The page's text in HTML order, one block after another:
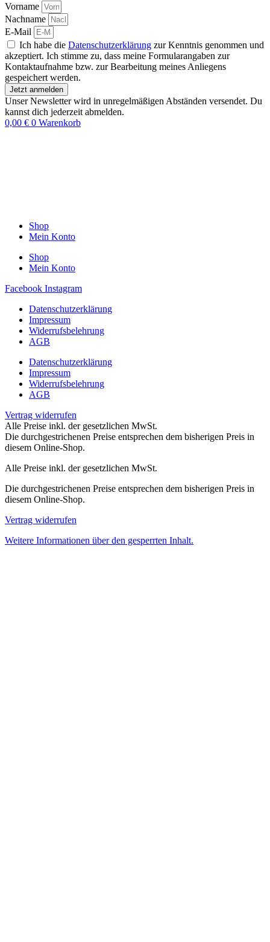
Vorname
Nachname
E-Mail
Ich habe die Datenschutzerklärung zur Kenntnis genommen und
akzeptiert. Ich stimme zu, dass meine Formularangaben zur
Kontaktaufnahme bzw. zur Bearbeitung meines Anliegens
gespeichert werden.
Jetzt anmelden
Unser Newsletter wird in unregelmäßigen Abständen versendet. Du
kannst dich jederzeit abmelden.
0,00 € 0 Warenkorb
Shop
Mein Konto
Shop
Mein Konto
Facebook Instagram
Datenschutzerklärung
Impressum
Widerrufsbelehrung
AGB
Datenschutzerklärung
Impressum
Widerrufsbelehrung
AGB
Vertrag widerrufen
Alle Preise inkl. der gesetzlichen MwSt.
Die durchgestrichenen Preise entsprechen dem bisherigen Preis in
diesem Online-Shop.
Alle Preise inkl. der gesetzlichen MwSt.
Die durchgestrichenen Preise entsprechen dem bisherigen Preis in
diesem Online-Shop.
Vertrag widerrufen
Weitere Informationen über den gesperrten Inhalt.